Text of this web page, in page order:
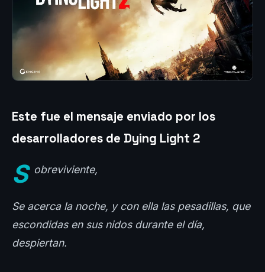
Este fue el mensaje enviado por los
desarrolladores de Dying Light 2
S obreviviente,
Se acerca la noche, y con ella las pesadillas, que
escondidas en sus nidos durante el día,
despiertan.